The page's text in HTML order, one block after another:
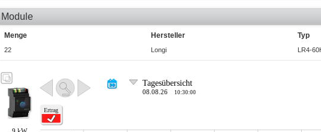
Module
Menge Hersteller Typ
22 Longi LR4-